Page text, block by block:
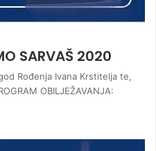
SARVAŠ 2020
Rođenja Ivana Krstitelja te,
OBILJEŽAVANJA: